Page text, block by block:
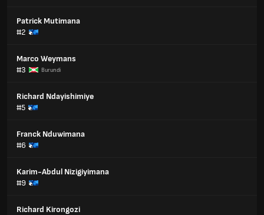
Patrick Mutimana
#2
Marco Weymans
#3
Burundi
Richard Ndayishimiye
#5
Franck Nduwimana
#6
Karim-Abdul Nizigiyimana
#9
Richard Kirongozi